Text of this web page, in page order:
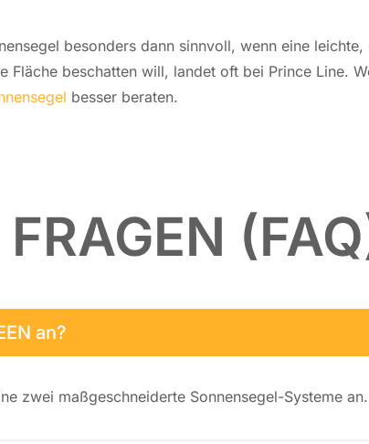
be­son­ders dann sinn­voll, wenn eine
be­schat­ten will, landet oft bei Prince Line.
besser beraten.
an?
zwei maßgeschneiderte Sonnensegel-Systeme an.